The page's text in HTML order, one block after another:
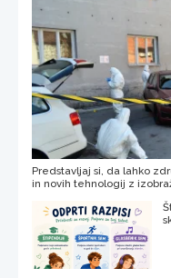
Predstavljaj si, da lahko
in novih tehnologij z